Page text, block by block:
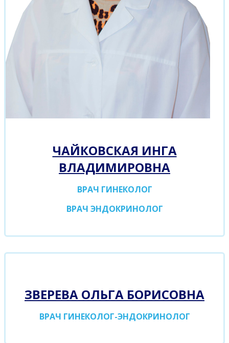
ЧАЙКОВСКАЯ ИНГА
ВЛАДИМИРОВНА
ВРАЧ ГИНЕКОЛОГ
ВРАЧ ЭНДОКРИНОЛОГ
ЗВЕРЕВА ОЛЬГА БОРИСОВНА
ВРАЧ ГИНЕКОЛОГ-ЭНДОКРИНОЛОГ